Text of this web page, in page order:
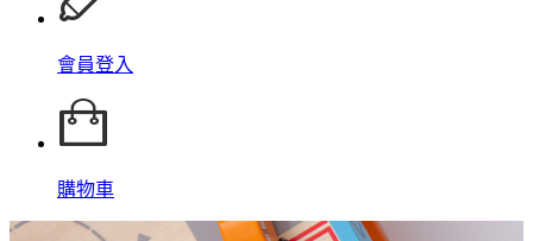
會員登入
購物車